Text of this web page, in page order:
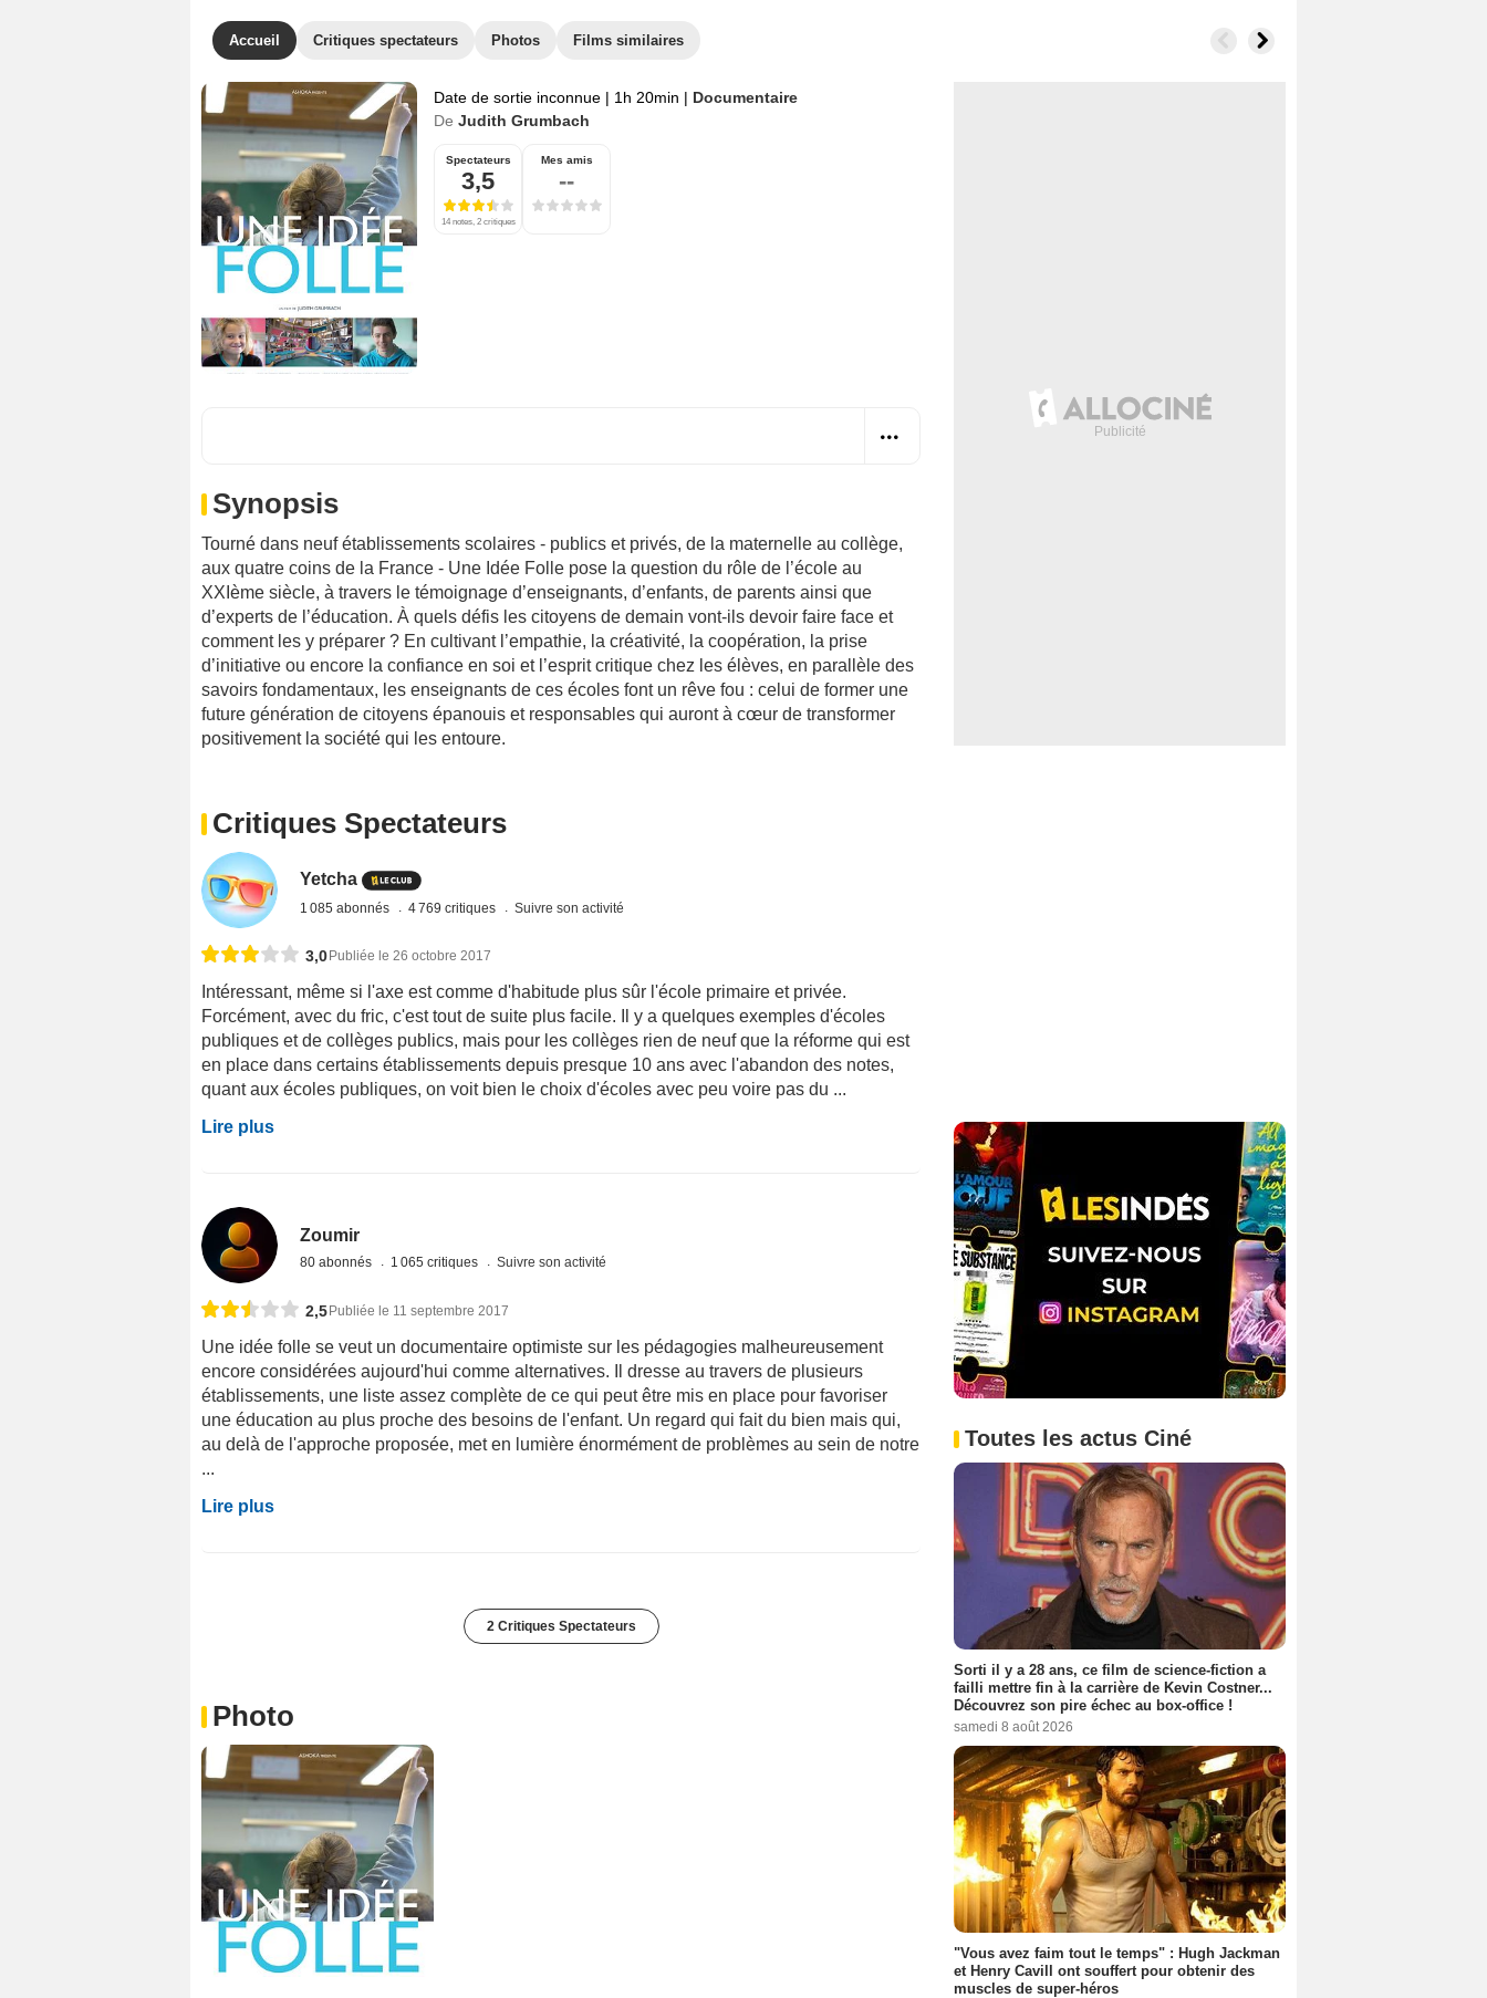
Accueil Critiques spectateurs Photos Films similaires
Date de sortie inconnue | 1h 20min | Documentaire
De Judith Grumbach
Spectateurs
3,5
14 notes, 2 critiques
Mes amis
--
Synopsis
Tourné dans neuf établissements scolaires - publics et privés, de la maternelle au collège,
aux quatre coins de la France - Une Idée Folle pose la question du rôle de l’école au
XXIème siècle, à travers le témoignage d’enseignants, d’enfants, de parents ainsi que
d’experts de l’éducation. À quels défis les citoyens de demain vont-ils devoir faire face et
comment les y préparer ? En cultivant l’empathie, la créativité, la coopération, la prise
d’initiative ou encore la confiance en soi et l’esprit critique chez les élèves, en parallèle des
savoirs fondamentaux, les enseignants de ces écoles font un rêve fou : celui de former une
future génération de citoyens épanouis et responsables qui auront à cœur de transformer
positivement la société qui les entoure.
Critiques Spectateurs
Yetcha
1 085 abonnés 4 769 critiques Suivre son activité
3,0 Publiée le 26 octobre 2017
Intéressant, même si l'axe est comme d'habitude plus sûr l'école primaire et privée.
Forcément, avec du fric, c'est tout de suite plus facile. Il y a quelques exemples d'écoles
publiques et de collèges publics, mais pour les collèges rien de neuf que la réforme qui est
en place dans certains établissements depuis presque 10 ans avec l'abandon des notes,
quant aux écoles publiques, on voit bien le choix d'écoles avec peu voire pas du ...
Lire plus
Zoumir
80 abonnés 1 065 critiques Suivre son activité
2,5 Publiée le 11 septembre 2017
Une idée folle se veut un documentaire optimiste sur les pédagogies malheureusement
encore considérées aujourd'hui comme alternatives. Il dresse au travers de plusieurs
établissements, une liste assez complète de ce qui peut être mis en place pour favoriser
une éducation au plus proche des besoins de l'enfant. Un regard qui fait du bien mais qui,
au delà de l'approche proposée, met en lumière énormément de problèmes au sein de notre
...
Lire plus
2 Critiques Spectateurs
Photo
Toutes les actus Ciné
Sorti il y a 28 ans, ce film de science-fiction a
failli mettre fin à la carrière de Kevin Costner...
Découvrez son pire échec au box-office !
samedi 8 août 2026
"Vous avez faim tout le temps" : Hugh Jackman
et Henry Cavill ont souffert pour obtenir des
muscles de super-héros